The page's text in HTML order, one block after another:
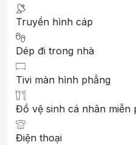
Truyền hình cáp
Dép đi trong nhà
Tivi màn hình phẳng
Đồ vệ sinh cá nhân miễn
Điện thoại